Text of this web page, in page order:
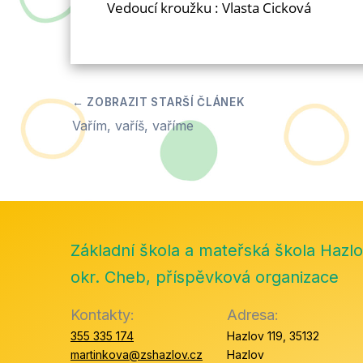
Vedoucí kroužku : Vlasta Cicková
Vařím, vaříš, vaříme
Základní škola a mateřská škola
okr. Cheb, příspěvková organizace
Kontakty:
355 335 174
martinkova@zshazlov.cz
Adresa:
Hazlov 119, 35132
Hazlov